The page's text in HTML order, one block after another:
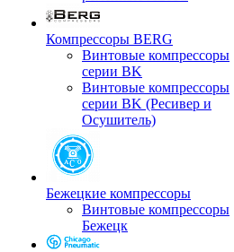
Компрессоры BERG
Винтовые компрессоры
серии BK
Винтовые компрессоры
серии BK (Ресивер и
Осушитель)
Бежецкие компрессоры
Винтовые компрессоры
Бежецк